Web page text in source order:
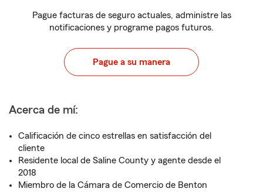
Pague facturas de seguro actuales, administre las
notificaciones y programe pagos futuros.
Pague a su manera
Acerca de mí:
Calificación de cinco estrellas en satisfacción del
cliente
Residente local de Saline County y agente desde el
2018
Miembro de la Cámara de Comercio de Benton